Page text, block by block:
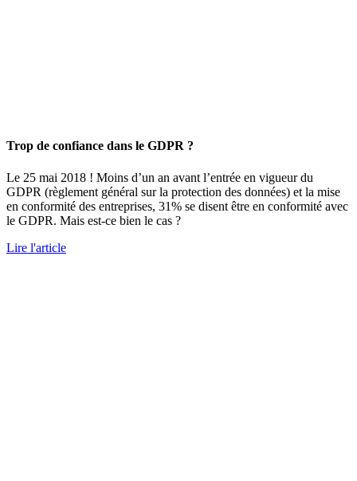
Trop de confiance dans le GDPR ?
Le 25 mai 2018 ! Moins d’un an avant l’entrée en vigueur du
GDPR (règlement général sur la protection des données) et la mise
en conformité des entreprises, 31% se disent être en conformité avec
le GDPR. Mais est-ce bien le cas ?
Lire l'article